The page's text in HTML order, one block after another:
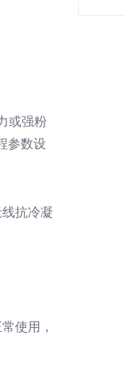
或强粉
参数设
抗冷凝
使用，